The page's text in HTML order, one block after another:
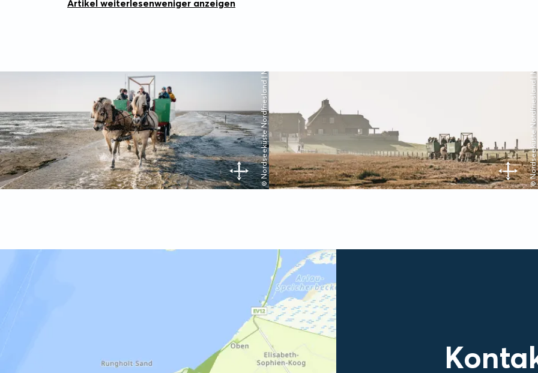
Artikel weiterlesenweniger anzeigen
© Nordseeküste Nordfriesland | Markus Rohrbacher © Nordseeküste Nordfriesland | Markus Rohrbacher